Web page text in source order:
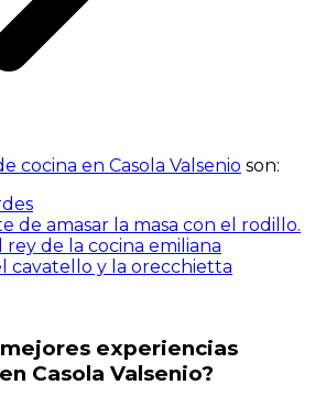
cocina en Casola Valsenio son:
de amasar la masa con el rodillo.
de la cocina emiliana
cavatello y la orecchietta
mejores experiencias
Casola Valsenio?